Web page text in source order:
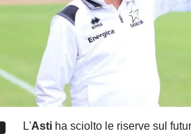
L'Asti ha sciolto le riserve sul